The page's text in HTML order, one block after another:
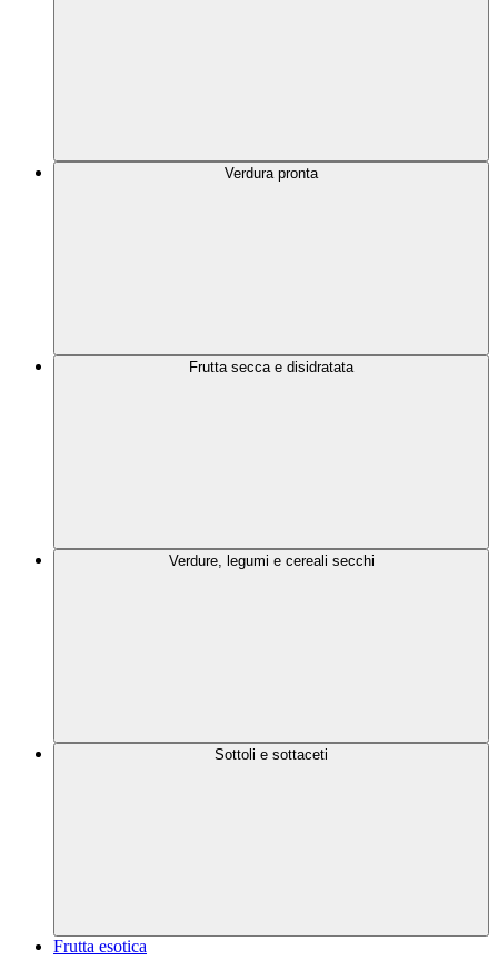
Verdura pronta
Frutta secca e disidratata
Verdure, legumi e cereali secchi
Sottoli e sottaceti
Frutta esotica